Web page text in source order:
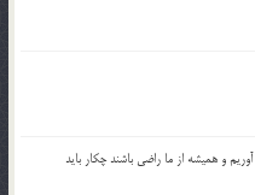
و هميشه از ما راضي باشند چكار بايد